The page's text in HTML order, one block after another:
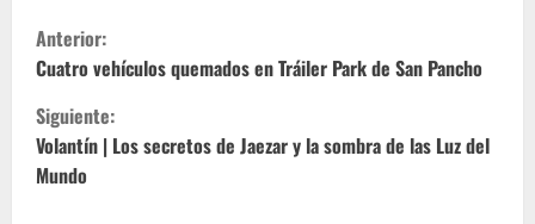
S
i
g
u
Anterior:
Cuatro vehículos quemados en Tráiler Park de San Pancho
Siguiente:
Volantín | Los secretos de Jaezar y la sombra de las Luz del
Mundo